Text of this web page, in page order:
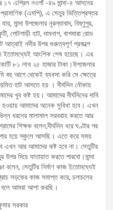
১৭ এপ্রিল নওগাঁ -৪৯ মান্দা-৪ আসনের
(এমপি), এ সেতুর ভিত্তিপ্রস্তর
মান্দা উপজেলার নূরল্যাবাদ, বিষ্ণুপুর,
গোটগাড়ী হাট, দামনাশ, বাগমারা রোড
আত্রাই নদীর উপর গুরুত্বপূর্ণ প্রকল্পে
ইতোমধ্যেই আংশিক শেষ হয়েছে। এর
৮১ লাখ ২৫ হাজার টাকা।উপজেলার
বহু আগে থেকেই ব্যবসা করি সে ক্ষেত্রে
হাট আসতে হয় । দীর্ঘদিন নৌকায়
খুব কষ্ট হয়। আমাদের দীর্ঘদিনের দাবি
হওয়ায় আমাদের অনেক সুবিধা হবে। এখন
ধরনের মালামাল সরবরাহ করতে আর
শিক্ষক বলেন,দীর্ঘদিন ধরে ঘণ্টার পর
পার হয়ে স্কুলে আসছি। এতে করে সময়
আর আমাদের কষ্ট হবে না। সেতুটির
দিয়ে যাতায়াত করতে পারবো।মান্দা
সেতুটির নির্মাণ কাজ ইতোমধ্যেই
সড়কের কাজ সমাপ্ত করে, চলাচলের
আমরা আশা করছি।
সরকার